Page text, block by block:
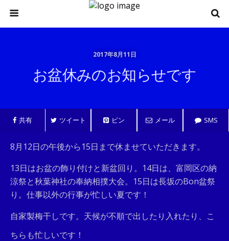
2017年8月11日
お盆休みのお知らせです
共有 ツイート ピン メール SMS
8月12日の午後から15日まで休ませていただきます。
13日はお盆の飾り付けと新盆回り。14日は、富岡区の納
涼祭と秋葉神社の奉納相撲大会。15日は長坂のBon盆祭
り。仕事以外の行事が忙しい夏です！
自家製梅干しです。天候が不順で出したり入れたり、こ
ちらも忙しいです！